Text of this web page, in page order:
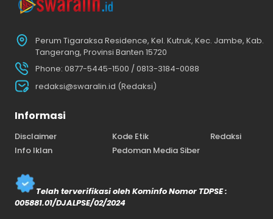
Perum Tigaraksa Residence, Kel. Kutruk, Kec. Jambe, Kab.
Tangerang, Provinsi Banten 15720
Phone: 0877-5445-1500 / 0813-3184-0088
redaksi@swaralin.id (Redaksi)
Informasi
Disclaimer Kode Etik
Redaksi
Info Iklan
Pedoman Media Siber
Telah terverifikasi oleh Kominfo Nomor TDPSE :
005881.01/DJALPSE/02/2024